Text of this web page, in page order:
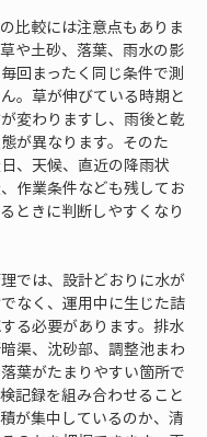
比較には注意点もありま
や土砂、落葉、雨水の影
回まったく同じ条件で測
。草が伸びている時期と
変わりますし、雨後と乾
が異なります。そのた
、天候、直近の降雨状
作業条件なども残してお
ときに判断しやすくなり
では、設計どおりに水が
なく、運用中に生じた詰
る必要があります。排水
渠、沈砂部、調整池まわ
葉がたまりやすい箇所で
記録を組み合わせること
が集中しているのか、清